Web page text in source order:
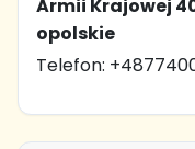
Armii Krajowej
opolskie
Telefon: